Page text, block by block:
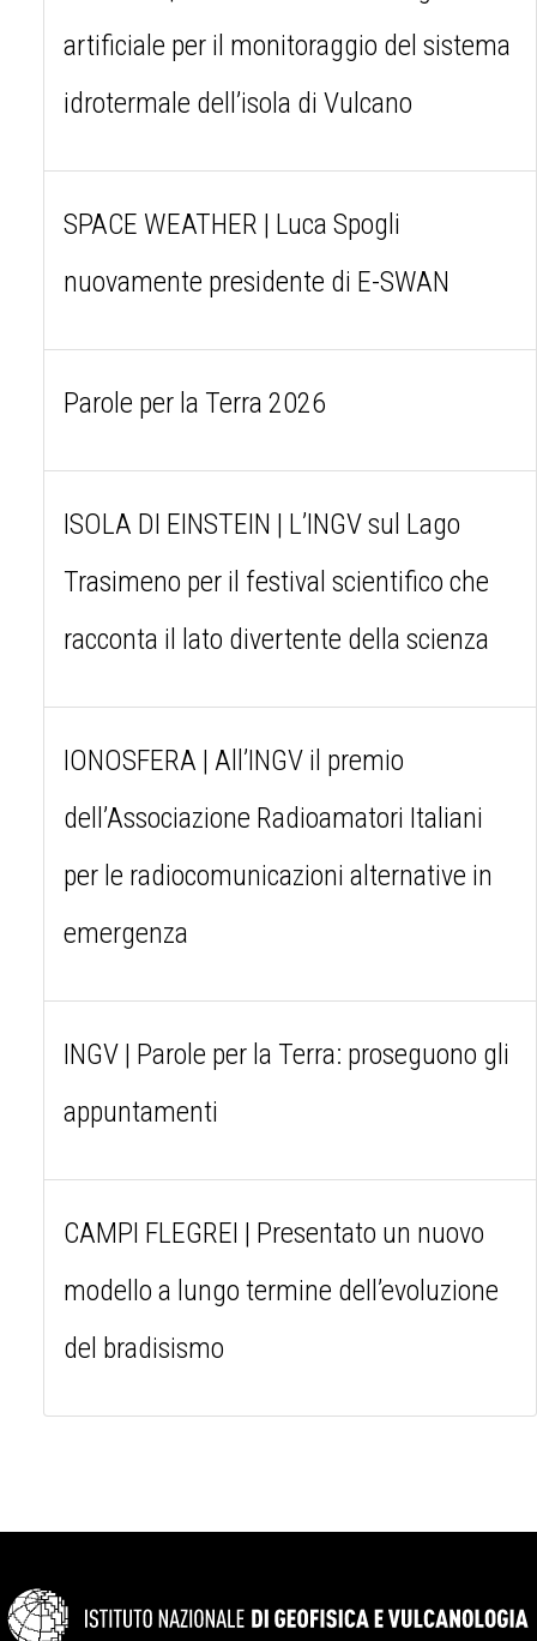
artificiale per il monitoraggio del sistema
idrotermale dell’isola di Vulcano
SPACE WEATHER | Luca Spogli
nuovamente presidente di E-SWAN
Parole per la Terra 2026
ISOLA DI EINSTEIN | L’INGV sul Lago
Trasimeno per il festival scientifico che
racconta il lato divertente della scienza
IONOSFERA | All’INGV il premio
dell’Associazione Radioamatori Italiani
per le radiocomunicazioni alternative in
emergenza
INGV | Parole per la Terra: proseguono gli
appuntamenti
CAMPI FLEGREI | Presentato un nuovo
modello a lungo termine dell’evoluzione
del bradisismo